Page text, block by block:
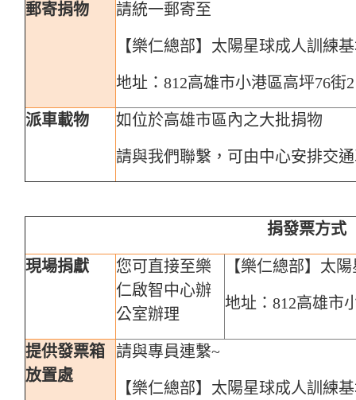
郵寄捐物 請統一郵寄至
【樂仁總部】太陽星球成人訓
地址：812高雄市小港區高坪76街
派車載物 如位於高雄市區內之大批捐物
請與我們聯繫，可由中心安排交
捐發票方式
現場捐獻
您可直接至樂
仁啟智中心辦
公室辦理
【樂仁總部】太
地址：812高雄市
提供發票箱
放置處
請與專員連繫~
【樂仁總部】太陽星球成人訓練